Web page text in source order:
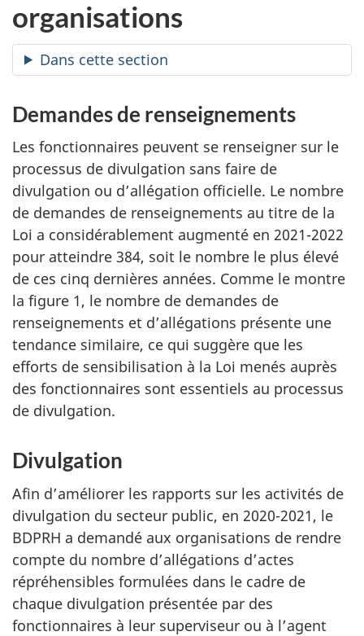
organisations
Dans cette section
Demandes de renseignements
Les fonctionnaires peuvent se renseigner sur le
processus de divulgation sans faire de
divulgation ou d’allégation officielle. Le nombre
de demandes de renseignements au titre de la
Loi a considérablement augmenté en 2021-2022
pour atteindre 384, soit le nombre le plus élevé
de ces cinq dernières années. Comme le montre
la figure 1, le nombre de demandes de
renseignements et d’allégations présente une
tendance similaire, ce qui suggère que les
efforts de sensibilisation à la Loi menés auprès
des fonctionnaires sont essentiels au processus
de divulgation.
Divulgation
Afin d’améliorer les rapports sur les activités de
divulgation du secteur public, en 2020-2021, le
BDPRH a demandé aux organisations de rendre
compte du nombre d’allégations d’actes
répréhensibles formulées dans le cadre de
chaque divulgation présentée par des
fonctionnaires à leur superviseur ou à l’agent